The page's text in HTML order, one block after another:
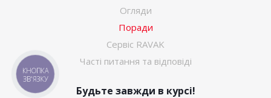
Огляди
Поради
Сервіс RAVAK
Часті питання та відповіді
Будьте завжди в курсі!
КНОПКА
ЗВ'ЯЗКУ